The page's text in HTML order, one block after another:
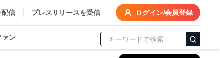
配信 プレスリリースを受信 ログイン/会員登録
ァン